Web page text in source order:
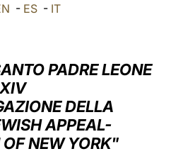
العربيّة
中文
LATINE
- ES- IT
PADRE LEONE
XIV
DELLA
APPEAL-
OF NEW YORK"